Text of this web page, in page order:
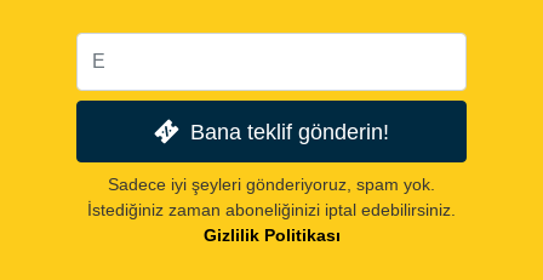
Bana teklif gönderin!
Sadece iyi şeyleri gönderiyoruz, spam yok.
İstediğiniz zaman aboneliğinizi iptal edebilirsiniz.
Gizlilik Politikası